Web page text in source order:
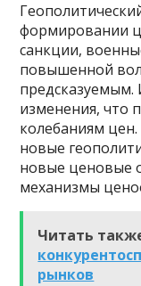
формировании
санкции,
повышенной
предсказуемым.
изменения, что
колебаниям
новые
новые ценовые
механизмы
Читать
рынков